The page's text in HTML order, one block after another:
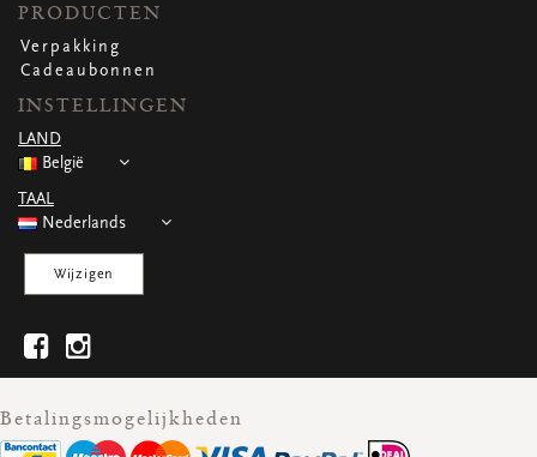
PRODUCTEN
Verpakking
Cadeaubonnen
INSTELLINGEN
LAND
België
TAAL
Nederlands
Wijzigen
Betalingsmogelijkheden